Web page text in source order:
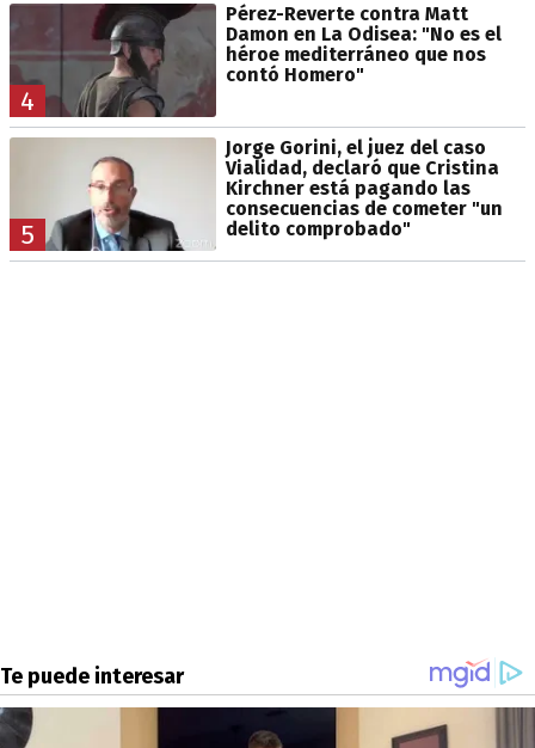
4
Pérez-Reverte contra Matt
Damon en La Odisea: "No es el
héroe mediterráneo que nos
contó Homero"
5
Jorge Gorini, el juez del caso
Vialidad, declaró que Cristina
Kirchner está pagando las
consecuencias de cometer "un
delito comprobado"